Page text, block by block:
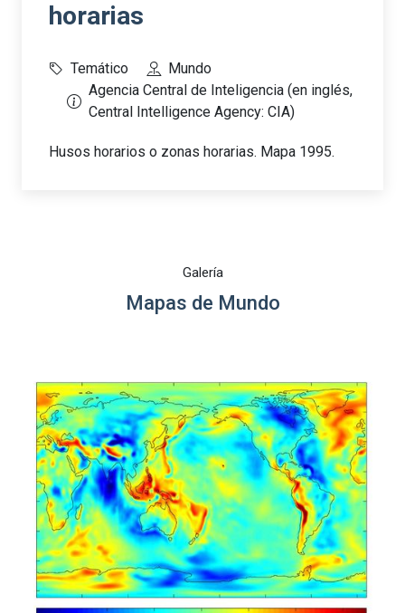
horarias
Temático
Mundo
Agencia Central de Inteligencia (en inglés,
Central Intelligence Agency: CIA)
Husos horarios o zonas horarias. Mapa 1995.
Galería
Mapas de Mundo